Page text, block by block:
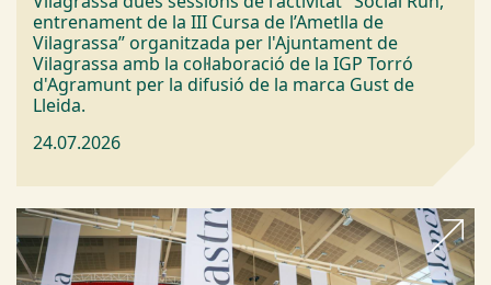
entrenament de la III Cursa de l’Ametlla de
Vilagrassa” organitzada per l'Ajuntament de
Vilagrassa amb la col·laboració de la IGP Torró
d'Agramunt per la difusió de la marca Gust de
Lleida.
24.07.2026